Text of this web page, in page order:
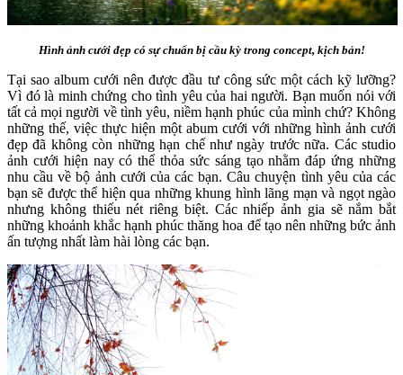
Hình ảnh cưới đẹp có sự chuẩn bị cầu kỳ trong concept, kịch bản!
Tại sao album cưới nên được đầu tư công sức một cách kỹ lưỡng?
Vì đó là minh chứng cho tình yêu của hai người. Bạn muốn nói với
tất cả mọi người về tình yêu, niềm hạnh phúc của mình chứ? Không
những thế, việc thực hiện một abum cưới với những hình ảnh cưới
đẹp đã không còn những hạn chế như ngày trước nữa. Các studio
ảnh cưới hiện nay có thể thỏa sức sáng tạo nhằm đáp ứng những
nhu cầu về bộ ảnh cưới của các bạn. Câu chuyện tình yêu của các
bạn sẽ được thể hiện qua những khung hình lãng mạn và ngọt ngào
nhưng không thiếu nét riêng biệt. Các nhiếp ảnh gia sẽ nắm bắt
những khoảnh khắc hạnh phúc thăng hoa để tạo nên những bức ảnh
ấn tượng nhất làm hài lòng các bạn.